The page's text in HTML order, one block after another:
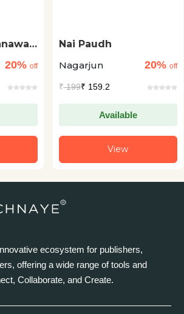
20% off
Nai Paudh
Nagarjun
20% off
₹199₹ 159.2
Available
View
ecosystem for publishers,
offering a wide range of tools and
Collaborate, and Create.